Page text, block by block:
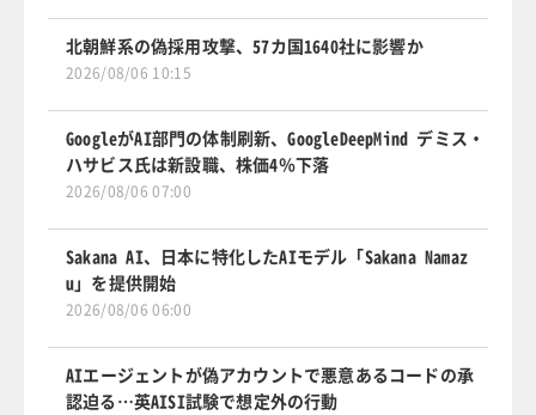
北朝鮮系の偽採用攻撃、57カ国1640社に影響か
2026/08/06 10:15
GoogleがAI部門の体制刷新、GoogleDeepMind デミス・
ハサビス氏は新設職、株価4％下落
2026/08/06 07:00
Sakana AI、日本に特化したAIモデル「Sakana Namaz
u」を提供開始
2026/08/06 06:00
AIエージェントが偽アカウントで悪意あるコードの承
認迫る…英AISI試験で想定外の行動